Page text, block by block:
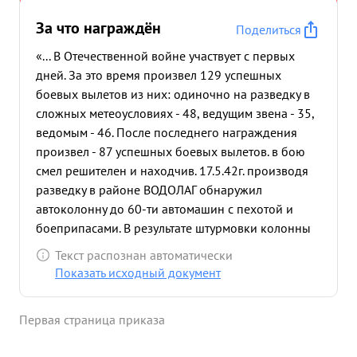
За что награждён
Поделиться
«... В Отечественной войне участвует с первых
дней. За это время произвел 129 успешных
боевых вылетов из них: одиночно на разведку в
сложных метеоусловиях - 48, ведущим звена - 35,
ведомым - 46. После последнего награждения
произвел - 87 успешных боевых вылетов. в бою
смел решителен и находчив. 17.5.42г. производя
разведку в районе ВОДОЛАГ обнаружил
автоколонну до 60-ти автомашин с пехотой и
боеприпасами. В результате штурмовки колонны
уничтожил 3 автомашины и до взвода пехоты. Во
время Львовской операции произвел пять
противника. 14. 7.44года произвел
Текст распознан автоматически
Показать исходный документ
Первая страница приказа